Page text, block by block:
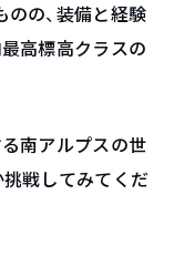
の、装備と経験
高標高クラスの
南アルプスの世
戦してみてくだ